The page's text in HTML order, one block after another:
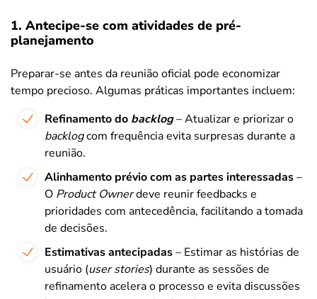
1. Antecipe-se com atividades de pré-
planejamento
Preparar-se antes da reunião oficial pode economizar
tempo precioso. Algumas práticas importantes incluem:
Refinamento do backlog– Atualizar e priorizar o
backlogcom frequência evita surpresas durante a
reunião.
Alinhamento prévio com as partes interessadas–
O Product Ownerdeve reunir feedbacks e
prioridades com antecedência, facilitando a tomada
de decisões.
Estimativas antecipadas– Estimar as histórias de
usuário (user stories) durante as sessões de
refinamento acelera o processo e evita discussões